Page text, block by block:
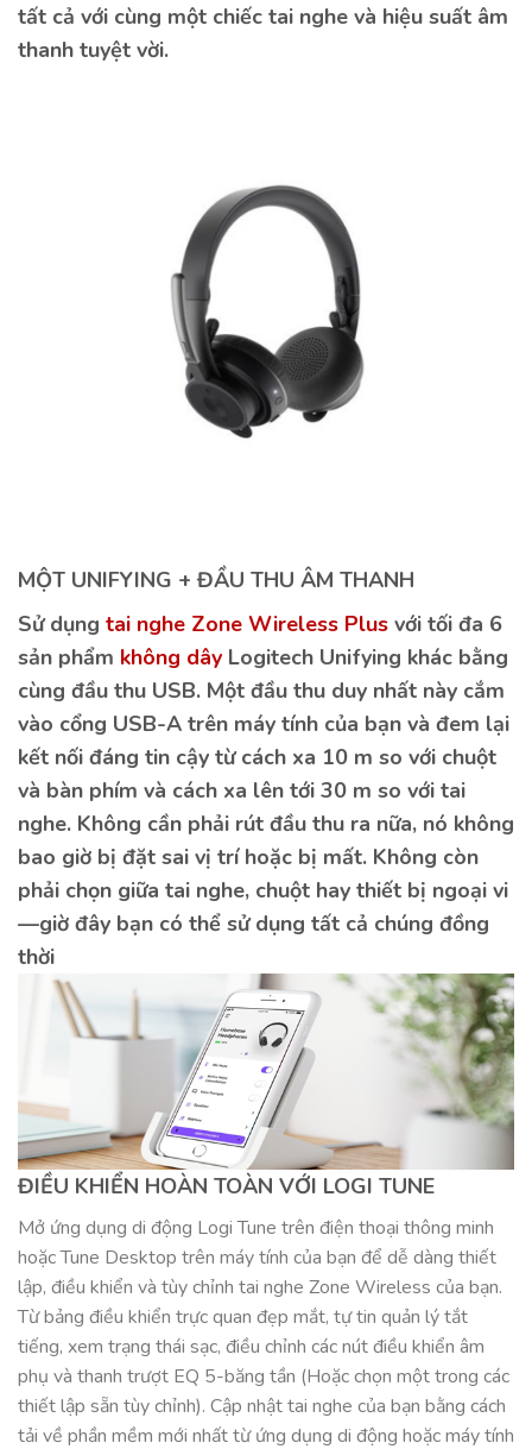
tất cả với cùng một chiếc tai nghe và hiệu suất âm
thanh tuyệt vời.
MỘT UNIFYING + ĐẦU THU ÂM THANH
Sử dụng tai nghe Zone Wireless Plus với tối đa 6
sản phẩm không dây Logitech Unifying khác bằng
cùng đầu thu USB. Một đầu thu duy nhất này cắm
vào cổng USB-A trên máy tính của bạn và đem lại
kết nối đáng tin cậy từ cách xa 10 m so với chuột
và bàn phím và cách xa lên tới 30 m so với tai
nghe. Không cần phải rút đầu thu ra nữa, nó không
bao giờ bị đặt sai vị trí hoặc bị mất. Không còn
phải chọn giữa tai nghe, chuột hay thiết bị ngoại vi
—giờ đây bạn có thể sử dụng tất cả chúng đồng
thời
ĐIỀU KHIỂN HOÀN TOÀN VỚI LOGI TUNE
Mở ứng dụng di động Logi Tune trên điện thoại thông minh
hoặc Tune Desktop trên máy tính của bạn để dễ dàng thiết
lập, điều khiển và tùy chỉnh tai nghe Zone Wireless của bạn.
Từ bảng điều khiển trực quan đẹp mắt, tự tin quản lý tắt
tiếng, xem trạng thái sạc, điều chỉnh các nút điều khiển âm
phụ và thanh trượt EQ 5-băng tần (Hoặc chọn một trong các
thiết lập sẵn tùy chỉnh). Cập nhật tai nghe của bạn bằng cách
tải về phần mềm mới nhất từ ứng dụng di động hoặc máy tính